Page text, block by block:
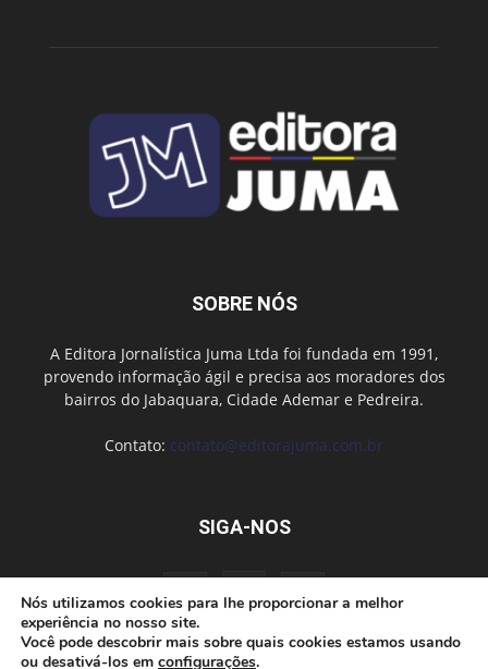
SOBRE NÓS
A Editora Jornalística Juma Ltda foi fundada em 1991,
provendo informação ágil e precisa aos moradores dos
bairros do Jabaquara, Cidade Ademar e Pedreira.
Contato: contato@editorajuma.com.br
SIGA-NOS
Nós utilizamos cookies para lhe proporcionar a melhor
experiência no nosso site.
Você pode descobrir mais sobre quais cookies estamos usando
ou desativá-los em configurações.